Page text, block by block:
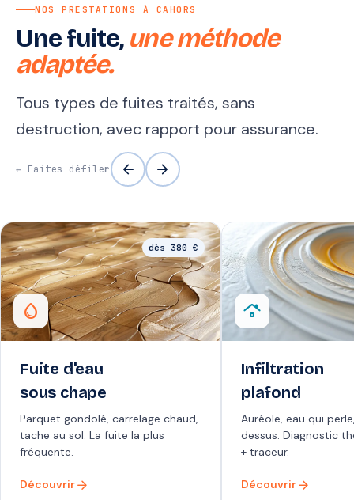
NOS PRESTATIONS À CAHORS
Une fuite, une méthode
adaptée.
Tous types de fuites traités, sans
destruction, avec rapport pour assurance.
← Faites défiler arrow_back arrow_forward
water_drop
dès 380 €
Fuite d'eau
sous chape
Parquet gondolé, carrelage chaud,
tache au sol. La fuite la plus
fréquente.
Découvrirarrow_forward
roofing
Infiltration
plafond
Auréole, eau qui
dessus. Diagnostic
+ traceur.
Découvrirarrow_forward